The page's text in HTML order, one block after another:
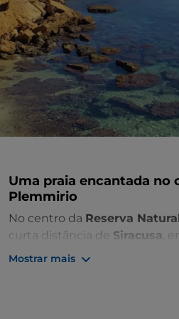
Uma praia encantada no
Plemmirio
No centro da Reserva
curta distância de Siracusa ,
mais belas praias da costa
Mostrar mais